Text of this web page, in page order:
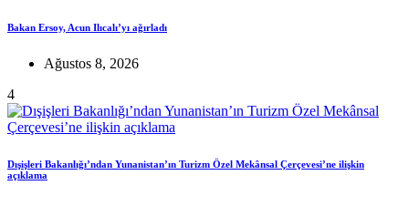
Bakan Ersoy, Acun Ilıcalı’yı ağırladı
Ağustos 8, 2026
4
Dışişleri Bakanlığı’ndan Yunanistan’ın Turizm Özel Mekânsal Çerçevesi’ne ilişkin
açıklama